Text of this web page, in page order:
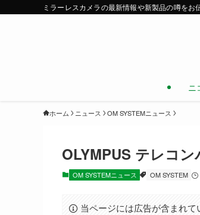
ミラーレスカメラの最新情報や新製品の噂をお
ニ
ホーム ニュース OM SYSTEMニュース
OLYMPUS テレコ
OM SYSTEMニュース OM SYSTEM
当ページには広告が含まれて